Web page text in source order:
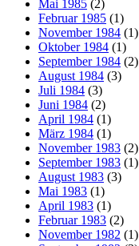
Mai 1985 (2)
Februar 1985 (1)
November 1984 (1)
Oktober 1984 (1)
September 1984 (2)
August 1984 (3)
Juli 1984 (3)
Juni 1984 (2)
April 1984 (1)
März 1984 (1)
November 1983 (2)
September 1983 (1)
August 1983 (3)
Mai 1983 (1)
April 1983 (1)
Februar 1983 (2)
November 1982 (1)